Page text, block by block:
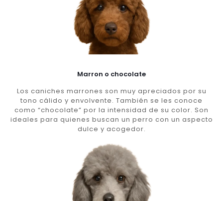
Marron o chocolate
Los caniches marrones son muy apreciados por su
tono cálido y envolvente. También se les conoce
como “chocolate” por la intensidad de su color. Son
ideales para quienes buscan un perro con un aspecto
dulce y acogedor.